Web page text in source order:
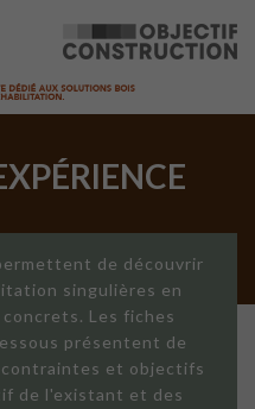
de découvrir
singulières en
Les fiches
présentent de
contraintes et objectifs
de l'existant et des